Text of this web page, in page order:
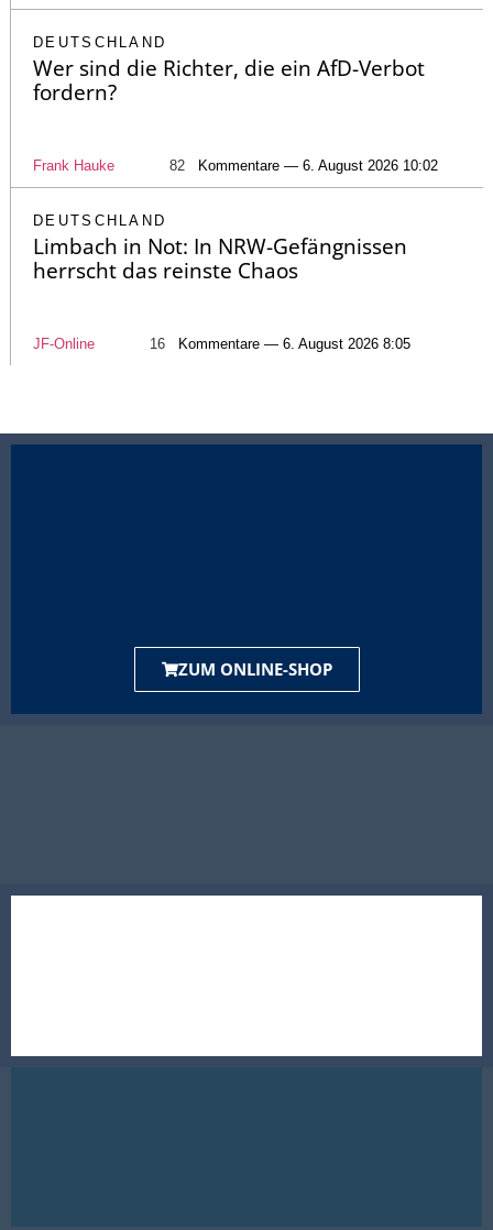
DEUTSCHLAND
Wer sind die Richter, die ein AfD-Verbot
fordern?
Frank Hauke 82 Kommentare — 6. August 2026 10:02
DEUTSCHLAND
Limbach in Not: In NRW-Gefängnissen
herrscht das reinste Chaos
JF-Online 16 Kommentare — 6. August 2026 8:05
ZUM ONLINE-SHOP